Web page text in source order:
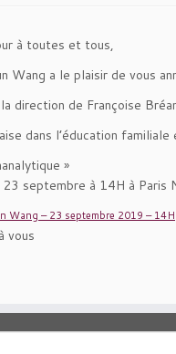
à toutes et tous,
Wang a le plaisir de vous
direction de Françoise
dans l’éducation
»
23 septembre à 14H à Paris
Wang – 23 septembre 2019 – 14H
vous